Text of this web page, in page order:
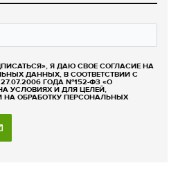
Я ДАЮ СВОЕ СОГЛАСИЕ НА
ДАННЫХ, В СООТВЕТСТВИИ С
ГОДА №152-ФЗ «О
УСЛОВИЯХ И ДЛЯ ЦЕЛЕЙ,
НА ОБРАБОТКУ ПЕРСОНАЛЬНЫХ